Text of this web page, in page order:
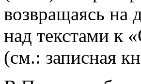
возвращаясь на
над текстами к
(см.: записная